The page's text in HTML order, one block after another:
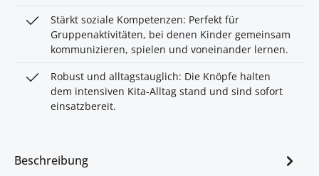
Stärkt soziale Kompetenzen: Perfekt für
Gruppenaktivitäten, bei denen Kinder gemeinsam
kommunizieren, spielen und voneinander lernen.
Robust und alltagstauglich: Die Knöpfe halten
dem intensiven Kita-Alltag stand und sind sofort
einsatzbereit.
Beschreibung